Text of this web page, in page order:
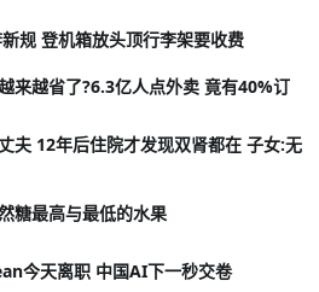
规 登机箱放头顶行李架要收费
来越省了?6.3亿人点外卖 竟有40%订
夫 12年后住院才发现双肾都在 子女:无
糖最高与最低的水果
今天离职 中国AI下一秒交卷